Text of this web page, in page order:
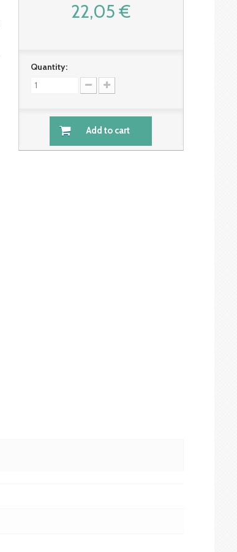
22,05 €
Quantity:
Add to cart